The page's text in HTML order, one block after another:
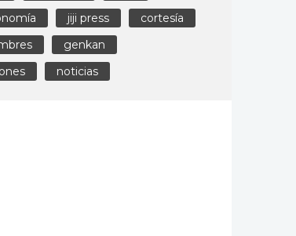
jiji press
cortesía
genkan
noticias